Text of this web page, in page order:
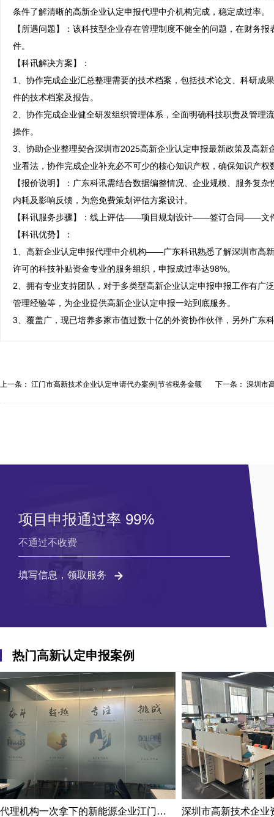
条件了解清晰的高新企业认定申报代理中介机构完成，稳定成过率。
【所遇问题】：该科技型企业存在管理制度不健全的问题，在财务
件。
【科讯解决方案】：
1、协作完成企业汇总整理需要的技术档案，包括技术论文、科研成
件的技术档案及报告。
2、协作完成企业健全研发组织管理体系，全面明确科技职责及管理
操作。
3、协助企业整理契合深圳市2025高新企业认定申报最新政策及高
业看法，协作完成企业补充必不可少的核心知识产权，确保知识产
【报价说明】：广东科讯需结合数据编整情况、企业规模、服务复
内耗及影响反馈，为您免费策划评估方案设计。
【科讯服务步骤】：线上评估——项目规划设计——签订合同——
【科讯优势】：
1、高新企业认定申报代理中介机构——广东科讯熟悉了解深圳市高
许可的科技补贴资金专业的服务组织，申报成过率达98%。
2、拥有专业支持团队，对于多类型高新企业认定申报申报工作有广
管理经验等，为企业提供高新企业认定申报一站到底服务。
3、覆盖广，现已培养多家市值过数十亿的外资协作伙伴，另外广东
上一条： 江门市高新技术企业认定申请代办案例|节省税务金额 下一条： 深圳市
项目申报通过率 99%
不通过不收费
填写信息，领取服务
热门高新认定申报案例
代理机构一次拿下的新能源企业江门高新技术企业认定申报案例